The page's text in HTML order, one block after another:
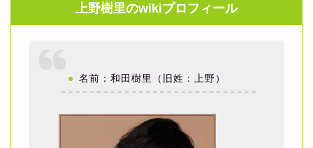
上野樹里のwikiプロフィール
名前：和田樹里（旧姓：上野）